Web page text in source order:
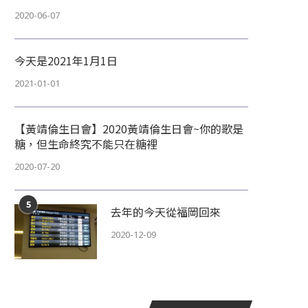
2020-06-07
今天是2021年1月1日
2021-01-01
【黃靖倫生日會】2020黃靖倫生日會~你的歌是
糖，但生命終究不能只在糖裡
2020-07-20
5 去年的今天從福岡回來
2020-12-09